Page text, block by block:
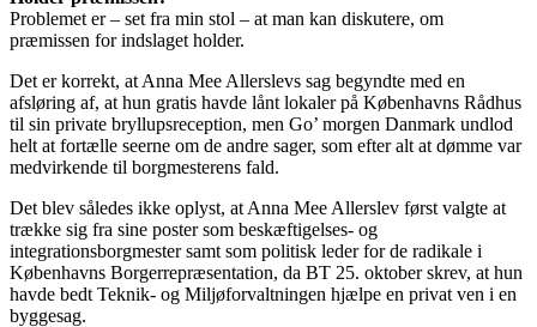
Problemet er – set fra min stol – at man kan diskutere, om
præmissen for indslaget holder.
Det er korrekt, at Anna Mee Allerslevs sag begyndte med en
afsløring af, at hun gratis havde lånt lokaler på Københavns Rådhus
til sin private bryllupsreception, men Go’ morgen Danmark undlod
helt at fortælle seerne om de andre sager, som efter alt at dømme var
medvirkende til borgmesterens fald.
Det blev således ikke oplyst, at Anna Mee Allerslev først valgte at
trække sig fra sine poster som beskæftigelses- og
integrationsborgmester samt som politisk leder for de radikale i
Københavns Borgerrepræsentation, da BT 25. oktober skrev, at hun
havde bedt Teknik- og Miljøforvaltningen hjælpe en privat ven i en
byggesag.